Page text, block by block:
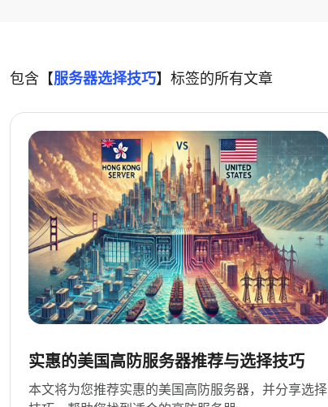
包含【服务器选择技巧】标签的所有文章
实惠的美国高防服务器推荐与选择技巧
本文将为您推荐实惠的美国高防服务器，并分享选择